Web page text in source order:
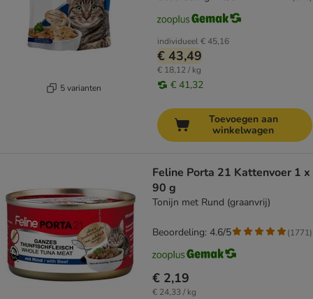
5 varianten
individueel€ 45,16
€ 43,49
€ 18,12 / kg
€ 41,32
Toevoegen aan
winkelwagen
Feline Porta 21 Kattenvoer 1 x
90 g
Tonijn met Rund (graanvrij)
€ 2,19
€ 24,33 / kg
Beoordeling: 4.6/5 (1771)